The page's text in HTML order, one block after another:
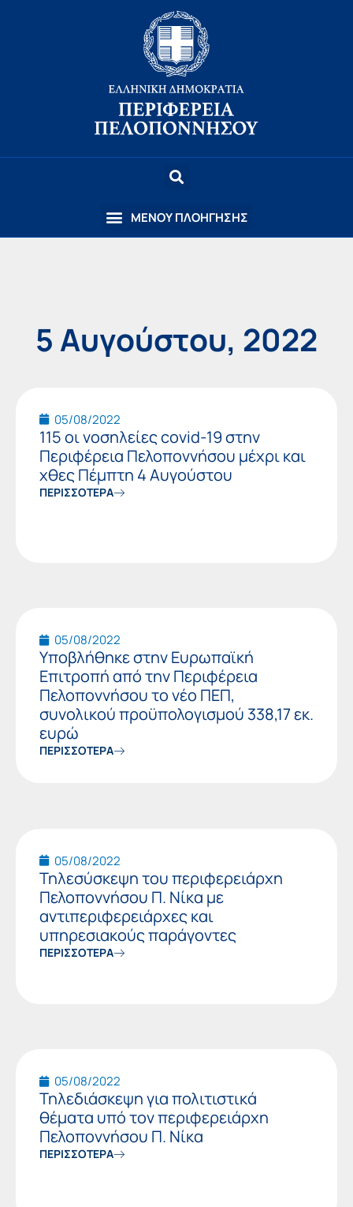
5 Αυγούστου, 2022
05/08/2022
115 οι νοσηλείες covid-19 στην
Περιφέρεια Πελοποννήσου μέχρι και
χθες Πέμπτη 4 Αυγούστου
ΠΕΡΙΣΣΟΤΕΡΑ
05/08/2022
Υποβλήθηκε στην Ευρωπαϊκή
Επιτροπή από την Περιφέρεια
Πελοποννήσου το νέο ΠΕΠ,
συνολικού προϋπολογισμού 338,17 εκ.
ευρώ
ΠΕΡΙΣΣΟΤΕΡΑ
05/08/2022
Τηλεσύσκεψη του περιφερειάρχη
Πελοποννήσου Π. Νίκα με
αντιπεριφερειάρχες και
υπηρεσιακούς παράγοντες
ΠΕΡΙΣΣΟΤΕΡΑ
05/08/2022
Τηλεδιάσκεψη για πολιτιστικά
θέματα υπό τον περιφερειάρχη
Πελοποννήσου Π. Νίκα
ΠΕΡΙΣΣΟΤΕΡΑ